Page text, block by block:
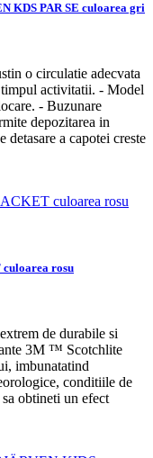
KDS PAR SE culoarea gri
o circulatie adecvata
activitatii. - Model
- Buzunare
depozitarea in
a capotei creste
culoarea rosu
de durabile si
3M ™ Scotchlite
imbunatatind
conditiile de
obtineti un efect